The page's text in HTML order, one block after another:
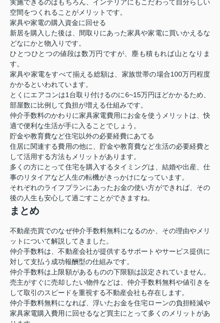
実施できるのはもちろん、インテリアにもこだわって自分らしい
空間をつくれることがメリットです。
家具や家電の購入資金に回せる
新居を購入した後は、間取りにあった家具や家電に買いかえるな
どなにかと物入りです。
ひとつひとつの値段は数万円ですが、塵も積もれば山となりま
す。
家具や家電をすべて揃える総額は、家族世帯の場合100万円程度
かかるといわれています。
とくにエアコンは1台取り付けるのに6~15万円ほどかかるため、
部屋数に比例して負担が増える仕組みです。
仲介手数料のかわりに家具家電費用にお金を使うメリットは、快
適で便利な生活が手に入ることでしょう。
貯金や教育費など住宅以外の必要経費にあてる
住居に関連する費用の他に、貯金や教育費など生活の必要経費と
して活用する方法もメリットがあります。
多くの方にとって住宅を購入するタイミングは、結婚や出産、仕
事のリタイアなど人生の転機がきっかけになっています。
それぞれのライフプランにあったお金の使い方ができれば、その
後の人生も安心して過ごすことができますね。
まとめ
不動産売買でのなぜ仲介手数料無料になるのか、その理由やメリ
ットについて解説してきました。
仲介手数料は、不動産会社が提供するサポートやサービス提供に
対して支払う成功報酬型の仕組みです。
仲介手数料は上限額があるものの下限額は設定されていません。
売主がすぐに売却したい物件などは、仲介手数料無料や値引きを
して取引のスピードを重視する不動産会社も存在します。
仲介手数料無料になれば、浮いたお金を住宅ローンの負担軽減や
家具家電購入費用に回せるなど買主にとって多くのメリットがあ